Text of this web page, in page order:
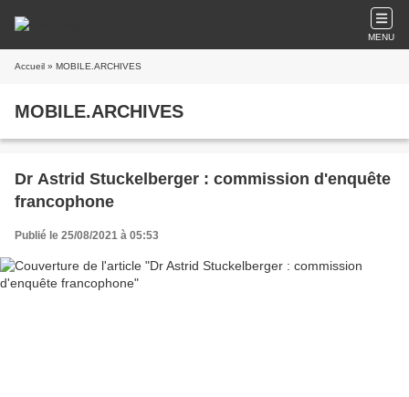
MENU
Accueil » MOBILE.ARCHIVES
MOBILE.ARCHIVES
Dr Astrid Stuckelberger : commission d'enquête
francophone
Publié le 25/08/2021 à 05:53